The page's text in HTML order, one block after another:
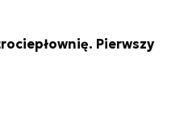
Pierwszy